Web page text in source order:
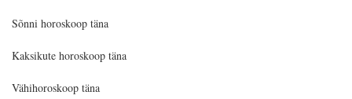
Sõnni horoskoop täna
Kaksikute horoskoop täna
Vähihoroskoop täna